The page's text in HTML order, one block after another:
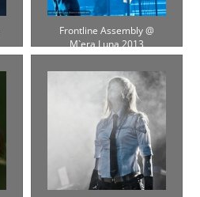
Frontline Assembly @
M`era Luna 2013